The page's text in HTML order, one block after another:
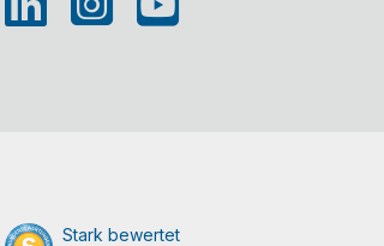
Stark bewertet